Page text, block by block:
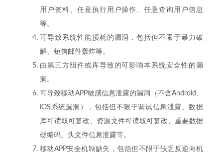
用户资料、任意执行用户操作、任意查询用户信息
等。
可导致系统性能损耗的漏洞，包括但不限于暴力破
解、短信邮件轰炸等。
由第三方组件或库导致的可影响本系统安全性的漏
洞。
可导致移动APP敏感信息泄露的漏洞（不含Android、
iOS系统漏洞），包括但不限于调试信息泄露、数据
库可读取可篡改、资源文件可读取可篡改、重要数据
硬编码、头文件信息泄露等。
移动APP安全机制缺失，包括但不限于缺乏反逆向机